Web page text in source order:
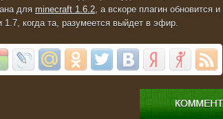
для minecraft 1.6.2, а вскоре плагин обновится
1.7, когда та, разумеется выйдет в эфир.